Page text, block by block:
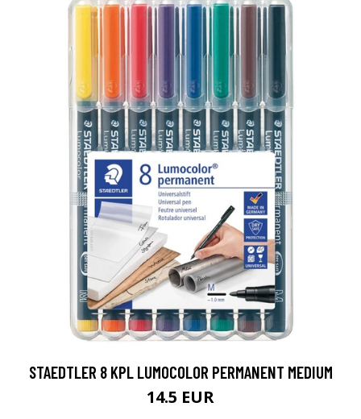
STAEDTLER 8 KPL LUMOCOLOR PERMANENT MEDIUM
14.5 EUR